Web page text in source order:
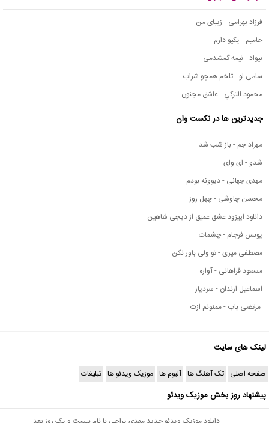
فرزاد بهرامی - زیبای من
حامیم - یکیو دارم
نیواد - نیمه گمشدمی
سامی لو - تلخم همچو شراب
محمود التركي - عاشق مجنون
جدیدترین ها در نکست وان
مهراد جم - باز شب شد
شدو - ای وای
مهدی جهانی - دیوونه بودم
محسن چاوشی - چهل روز
دانلود اپیزود عشق عمیق از دیجی شاهین
یونس فرجام - چشمات
مصطفی میری - تو ولی باور نکن
مسعود فراهانی - آواره
اسماعیل ارندان - سردیار
مرتضی باب - ممنونم ازت
لینک های سایت
صفحه اصلی تک آهنگ ها آلبوم ها موزیک ویدئو ها تبلیغات
پیشنهاد روز بخش موزیک ویدئو